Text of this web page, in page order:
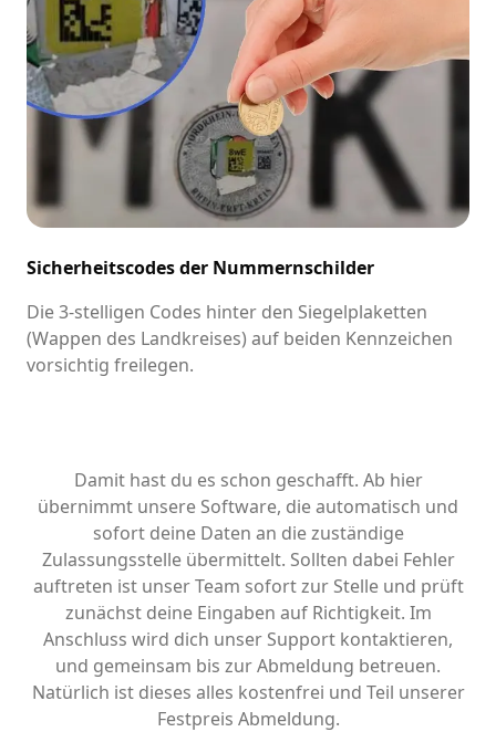
Sicherheitscodes der Nummernschilder
Die 3-stelligen Codes hinter den Siegelplaketten
(Wappen des Landkreises) auf beiden Kennzeichen
vorsichtig freilegen.
Damit hast du es schon geschafft. Ab hier
übernimmt unsere Software, die automatisch und
sofort deine Daten an die zuständige
Zulassungsstelle übermittelt. Sollten dabei Fehler
auftreten ist unser Team sofort zur Stelle und prüft
zunächst deine Eingaben auf Richtigkeit. Im
Anschluss wird dich unser Support kontaktieren,
und gemeinsam bis zur Abmeldung betreuen.
Natürlich ist dieses alles kostenfrei und Teil unserer
Festpreis Abmeldung.